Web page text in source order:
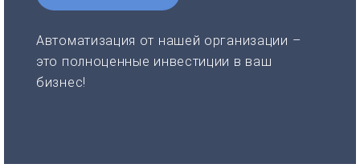
Автоматизация от нашей организации –
это полноценные инвестиции в ваш
бизнес!